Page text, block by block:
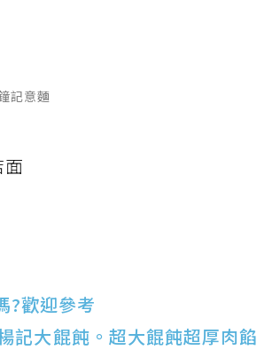
記意麵
?歡迎參考
記大餛飩。超大餛飩超厚肉餡